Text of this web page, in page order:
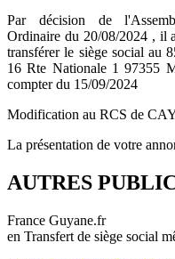
Par décision de
Ordinaire du 20/08/2024 , il
transférer le siège social au
16 Rte Nationale 1 97355
compter du 15/09/2024
Modification au RCS de
La présentation de votre
AUTRES
France Guyane.fr
en Transfert de siège social